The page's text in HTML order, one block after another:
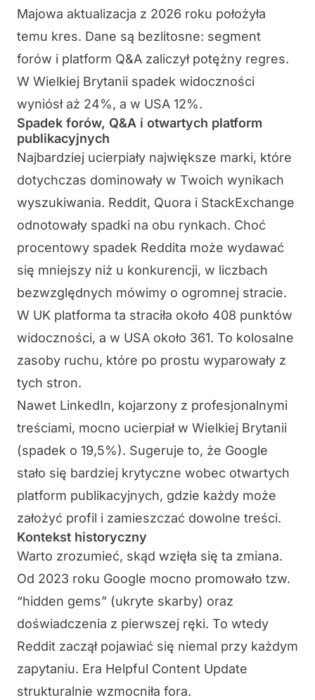
Majowa aktualizacja z 2026 roku położyła
temu kres. Dane są bezlitosne: segment
forów i platform Q&A zaliczył potężny regres.
W Wielkiej Brytanii spadek widoczności
wyniósł aż 24%, a w USA 12%.
Spadek forów, Q&A i otwartych platform
publikacyjnych
Najbardziej ucierpiały największe marki, które
dotychczas dominowały w Twoich wynikach
wyszukiwania. Reddit, Quora i StackExchange
odnotowały spadki na obu rynkach. Choć
procentowy spadek Reddita może wydawać
się mniejszy niż u konkurencji, w liczbach
bezwzględnych mówimy o ogromnej stracie.
W UK platforma ta straciła około 408 punktów
widoczności, a w USA około 361. To kolosalne
zasoby ruchu, które po prostu wyparowały z
tych stron.
Nawet LinkedIn, kojarzony z profesjonalnymi
treściami, mocno ucierpiał w Wielkiej Brytanii
(spadek o 19,5%). Sugeruje to, że Google
stało się bardziej krytyczne wobec otwartych
platform publikacyjnych, gdzie każdy może
założyć profil i zamieszczać dowolne treści.
Kontekst historyczny
Warto zrozumieć, skąd wzięła się ta zmiana.
Od 2023 roku Google mocno promowało tzw.
“hidden gems” (ukryte skarby) oraz
doświadczenia z pierwszej ręki. To wtedy
Reddit zaczął pojawiać się niemal przy każdym
zapytaniu. Era Helpful Content Update
strukturalnie wzmocniła fora.